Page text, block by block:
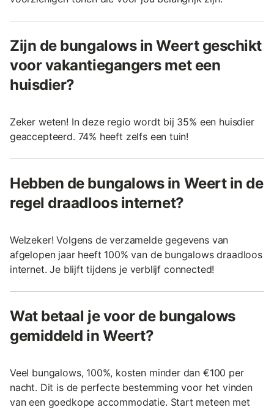
Zijn de bungalows in Weert geschikt
voor vakantiegangers met een
huisdier?
Zeker weten! In deze regio wordt bij 35% een huisdier
geaccepteerd. 74% heeft zelfs een tuin!
Hebben de bungalows in Weert in de
regel draadloos internet?
Welzeker! Volgens de verzamelde gegevens van
afgelopen jaar heeft 100% van de bungalows draadloos
internet. Je blijft tijdens je verblijf connected!
Wat betaal je voor de bungalows
gemiddeld in Weert?
Veel bungalows, 100%, kosten minder dan €100 per
nacht. Dit is de perfecte bestemming voor het vinden
van een goedkope accommodatie. Start meteen met